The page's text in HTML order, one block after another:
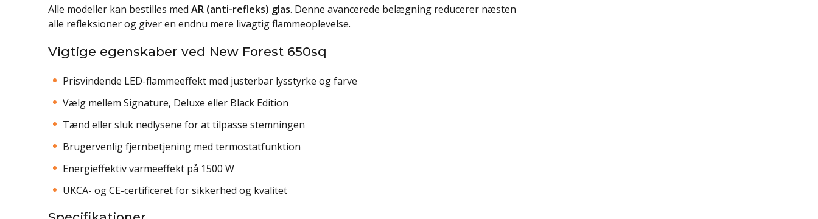
Alle modeller kan bestilles med AR (anti-refleks) glas. Denne avancerede belægning reducerer næsten
alle refleksioner og giver en endnu mere livagtig flammeoplevelse.
Vigtige egenskaber ved New Forest 650sq
Prisvindende LED-flammeeffekt med justerbar lysstyrke og farve
Vælg mellem Signature, Deluxe eller Black Edition
Tænd eller sluk nedlysene for at tilpasse stemningen
Brugervenlig fjernbetjening med termostatfunktion
Energieffektiv varmeeffekt på 1500 W
UKCA- og CE-certificeret for sikkerhed og kvalitet